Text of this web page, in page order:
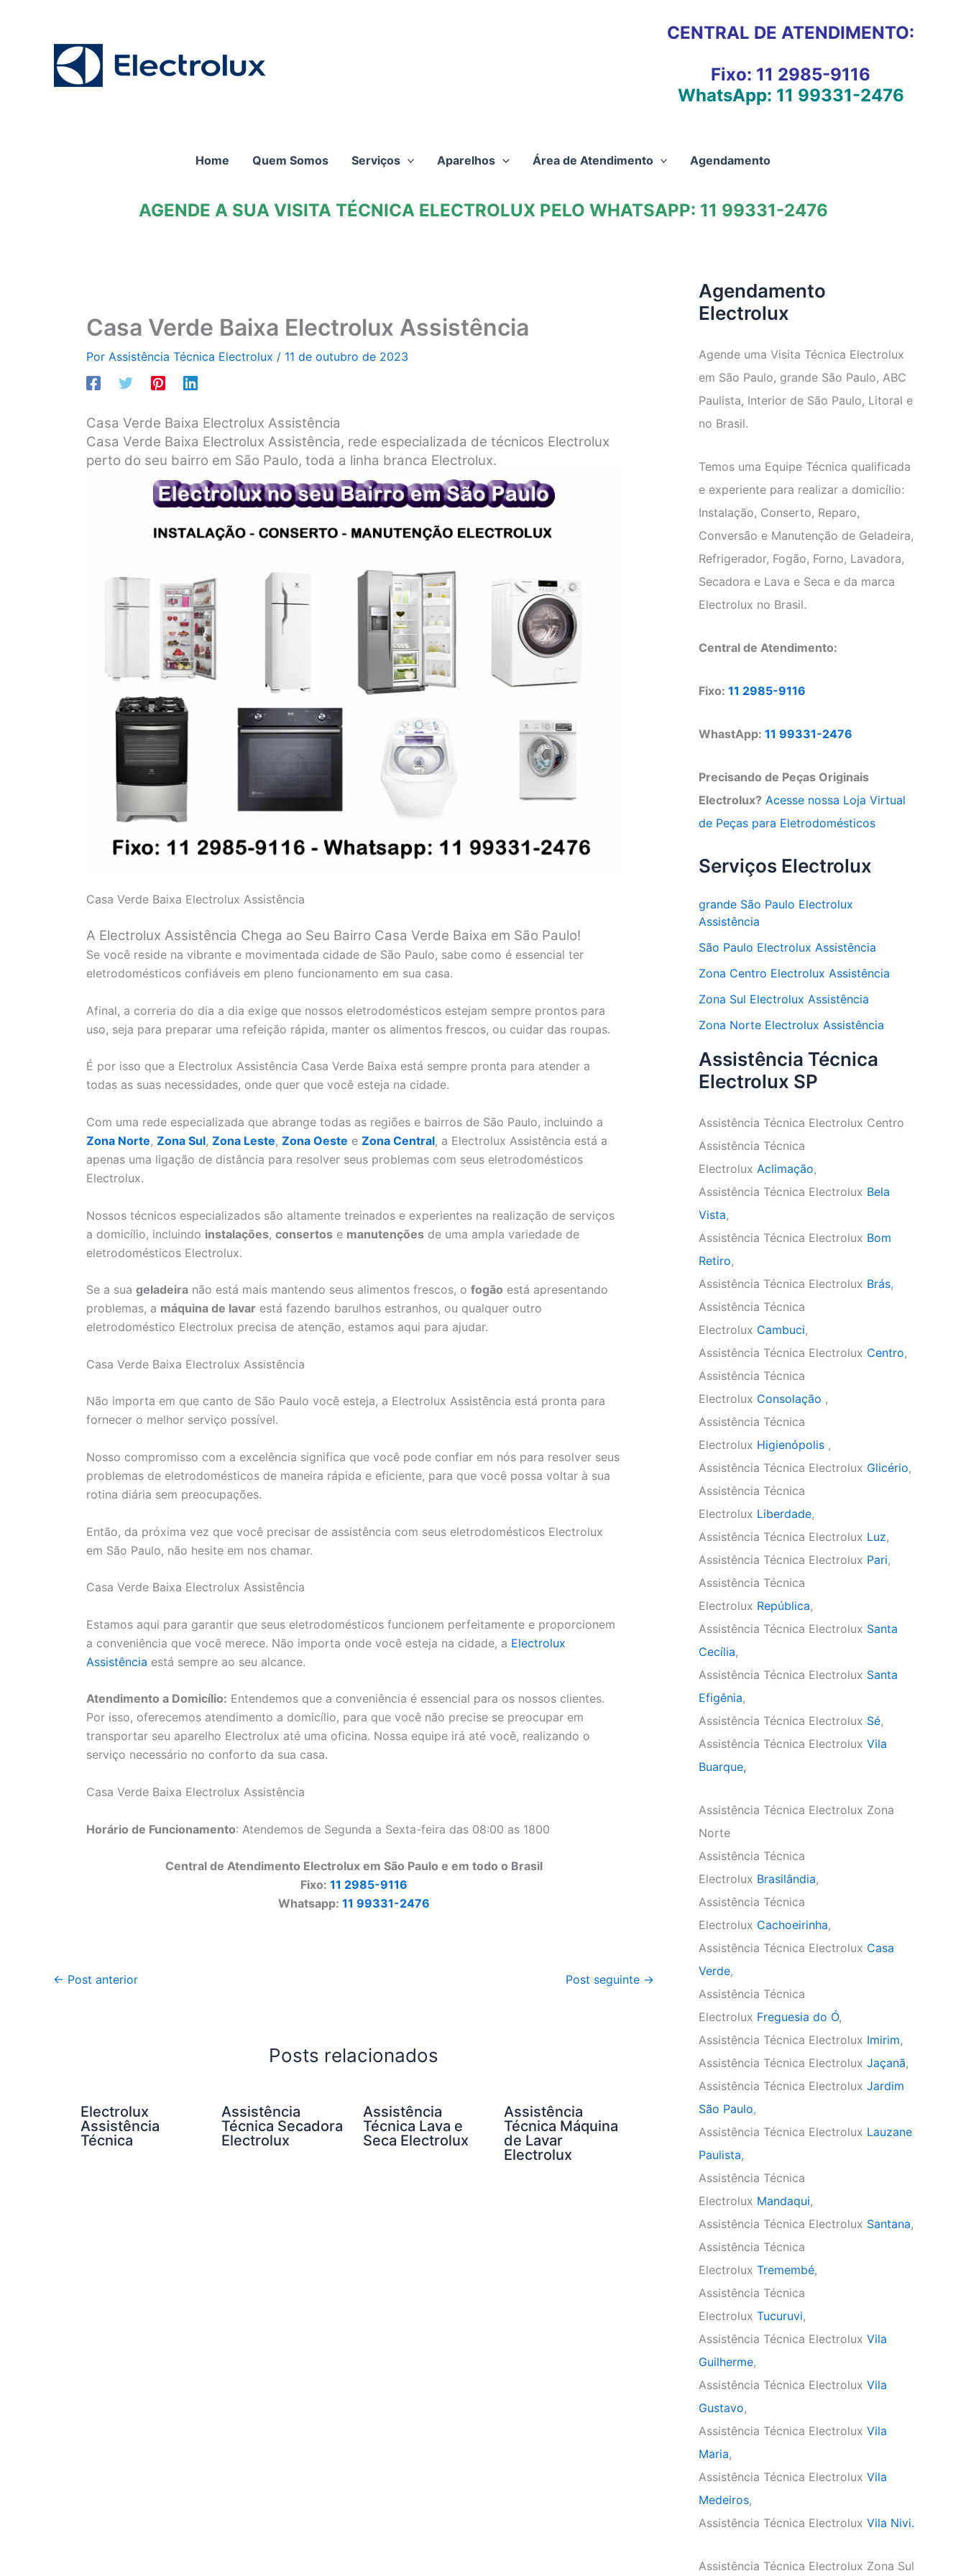
CENTRAL DE ATENDIMENTO:
Fixo: 11 2985-9116
WhatsApp: 11 99331-2476
Home Quem Somos Serviços Aparelhos Área de Atendimento Agendamento
AGENDE A SUA VISITA TÉCNICA ELECTROLUX PELO WHATSAPP: 11 99331-2476
Casa Verde Baixa Electrolux Assistência
Por Assistência Técnica Electrolux / 11 de outubro de 2023
Casa Verde Baixa Electrolux Assistência
Casa Verde Baixa Electrolux Assistência, rede especializada de técnicos Electrolux
perto do seu bairro em São Paulo, toda a linha branca Electrolux.
Casa Verde Baixa Electrolux Assistência
A Electrolux Assistência Chega ao Seu Bairro Casa Verde Baixa em São Paulo!
Se você reside na vibrante e movimentada cidade de São Paulo, sabe como é essencial ter
eletrodomésticos confiáveis em pleno funcionamento em sua casa.
Afinal, a correria do dia a dia exige que nossos eletrodomésticos estejam sempre prontos para
uso, seja para preparar uma refeição rápida, manter os alimentos frescos, ou cuidar das roupas.
É por isso que a Electrolux Assistência Casa Verde Baixa está sempre pronta para atender a
todas as suas necessidades, onde quer que você esteja na cidade.
Com uma rede especializada que abrange todas as regiões e bairros de São Paulo, incluindo a
Zona Norte, Zona Sul, Zona Leste, Zona Oeste e Zona Central, a Electrolux Assistência está a
apenas uma ligação de distância para resolver seus problemas com seus eletrodomésticos
Electrolux.
Nossos técnicos especializados são altamente treinados e experientes na realização de serviços
a domicílio, incluindo instalações, consertos e manutenções de uma ampla variedade de
eletrodomésticos Electrolux.
Se a sua geladeira não está mais mantendo seus alimentos frescos, o fogão está apresentando
problemas, a máquina de lavar está fazendo barulhos estranhos, ou qualquer outro
eletrodoméstico Electrolux precisa de atenção, estamos aqui para ajudar.
Casa Verde Baixa Electrolux Assistência
Não importa em que canto de São Paulo você esteja, a Electrolux Assistência está pronta para
fornecer o melhor serviço possível.
Nosso compromisso com a excelência significa que você pode confiar em nós para resolver seus
problemas de eletrodomésticos de maneira rápida e eficiente, para que você possa voltar à sua
rotina diária sem preocupações.
Então, da próxima vez que você precisar de assistência com seus eletrodomésticos Electrolux
em São Paulo, não hesite em nos chamar.
Casa Verde Baixa Electrolux Assistência
Estamos aqui para garantir que seus eletrodomésticos funcionem perfeitamente e proporcionem
a conveniência que você merece. Não importa onde você esteja na cidade, a Electrolux
Assistência está sempre ao seu alcance.
Atendimento a Domicílio: Entendemos que a conveniência é essencial para os nossos clientes.
Por isso, oferecemos atendimento a domicílio, para que você não precise se preocupar em
transportar seu aparelho Electrolux até uma oficina. Nossa equipe irá até você, realizando o
serviço necessário no conforto da sua casa.
Casa Verde Baixa Electrolux Assistência
Horário de Funcionamento: Atendemos de Segunda a Sexta-feira das 08:00 as 1800
Central de Atendimento Electrolux em São Paulo e em todo o Brasil
Fixo: 11 2985-9116
Whatsapp: 11 99331-2476
← Post anterior Post seguinte →
Posts relacionados
Electrolux
Assistência
Técnica
Assistência
Técnica Secadora
Electrolux
Assistência
Técnica Lava e
Seca Electrolux
Assistência
Técnica Máquina
de Lavar
Electrolux
Agendamento
Electrolux
Agende uma Visita Técnica Electrolux
em São Paulo, grande São Paulo, ABC
Paulista, Interior de São Paulo, Litoral e
no Brasil.
Temos uma Equipe Técnica qualificada
e experiente para realizar a domicílio:
Instalação, Conserto, Reparo,
Conversão e Manutenção de Geladeira,
Refrigerador, Fogão, Forno, Lavadora,
Secadora e Lava e Seca e da marca
Electrolux no Brasil.
Central de Atendimento:
Fixo: 11 2985-9116
WhastApp: 11 99331-2476
Precisando de Peças Originais
Electrolux? Acesse nossa Loja Virtual
de Peças para Eletrodomésticos
Serviços Electrolux
grande São Paulo Electrolux
Assistência
São Paulo Electrolux Assistência
Zona Centro Electrolux Assistência
Zona Sul Electrolux Assistência
Zona Norte Electrolux Assistência
Assistência Técnica
Electrolux SP
Assistência Técnica Electrolux Centro
Assistência Técnica
Electrolux Aclimação,
Assistência Técnica Electrolux Bela
Vista,
Assistência Técnica Electrolux Bom
Retiro,
Assistência Técnica Electrolux Brás,
Assistência Técnica
Electrolux Cambuci,
Assistência Técnica Electrolux Centro,
Assistência Técnica
Electrolux Consolação ,
Assistência Técnica
Electrolux Higienópolis ,
Assistência Técnica Electrolux Glicério,
Assistência Técnica
Electrolux Liberdade,
Assistência Técnica Electrolux Luz,
Assistência Técnica Electrolux Pari,
Assistência Técnica
Electrolux República,
Assistência Técnica Electrolux Santa
Cecília,
Assistência Técnica Electrolux Santa
Efigênia,
Assistência Técnica Electrolux Sé,
Assistência Técnica Electrolux Vila
Buarque,
Assistência Técnica Electrolux Zona
Norte
Assistência Técnica
Electrolux Brasilândia,
Assistência Técnica
Electrolux Cachoeirinha,
Assistência Técnica Electrolux Casa
Verde,
Assistência Técnica
Electrolux Freguesia do Ó,
Assistência Técnica Electrolux Imirim,
Assistência Técnica Electrolux Jaçanã,
Assistência Técnica Electrolux Jardim
São Paulo,
Assistência Técnica Electrolux Lauzane
Paulista,
Assistência Técnica
Electrolux Mandaqui,
Assistência Técnica Electrolux Santana,
Assistência Técnica
Electrolux Tremembé,
Assistência Técnica
Electrolux Tucuruvi,
Assistência Técnica Electrolux Vila
Guilherme,
Assistência Técnica Electrolux Vila
Gustavo,
Assistência Técnica Electrolux Vila
Maria,
Assistência Técnica Electrolux Vila
Medeiros,
Assistência Técnica Electrolux Vila Nivi.
Assistência Técnica Electrolux Zona Sul